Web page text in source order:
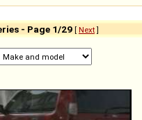
- Page 1/29 [ Next]